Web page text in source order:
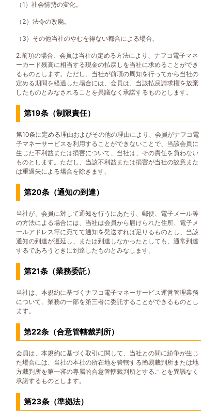
（1）社会情勢の変化。
（2）法令の改廃。
（3）その他当社のやむを得ない都合による場合。
2.前項の場合、会員は当社の定める方法により、ナフコ電子マネ
ーカード残高に相当する現金の払戻しを当社に求めることができ
るものとします。ただし、当社が前項の周知を行ってから当社の
定める期間を経過した場合には、会員は、当該払戻請求権を放棄
したものとみなされることを異議なく承諾するものとします。
第19条（制限責任）
第10条に定める理由およびその他の理由により、会員がナフコ電
子マネーサービスを利用することができないことで、当該会員に
生じた不利益または損害について、当社は、その責任を負わない
ものとします。ただし、当該不利益または損害が当社の故意また
は重過失による場合を除きます。
第20条（通知の到達）
当社が、会員に対して通知を行うにあたり、郵便、電子メール等
の方法による場合には、当社は会員から届けられた住所、電子メ
ールアドレス等に宛てて通知を発送すれば足りるものとし、当該
通知の到達が遅延し、または到達しなかったとしても、通常到達
するであろうときに到達したものとみなします。
第21条（業務委託）
当社は、本規約に基づくナフコ電子マネーサービス運営管理業務
について、業務の一部を第三者に委託することができるものとし
ます。
第22条（合意管轄裁判所）
会員は、本規約に基づく取引に関して、当社との間に紛争が生じ
た場合には、当社の本社の所在地を管轄する簡易裁判所または地
方裁判所を第一審の専属的合意管轄裁判所とすることを異議なく
承諾するものとします。
第23条（準拠法）